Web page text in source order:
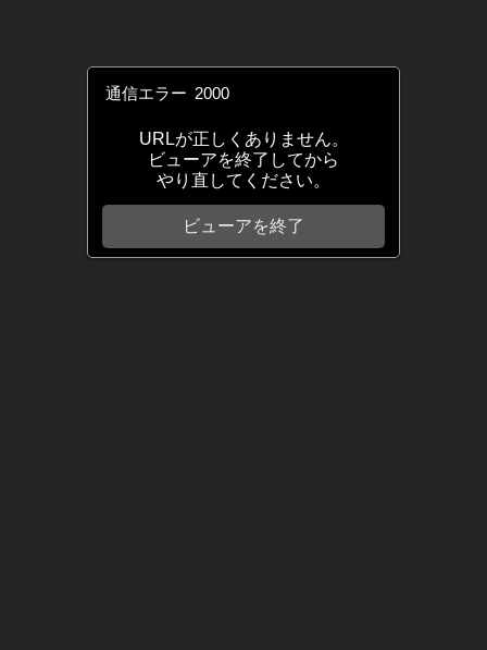
通信エラー 2000
URLが正しくありません。
ビューアを終了してから
やり直してください。
ビューアを終了